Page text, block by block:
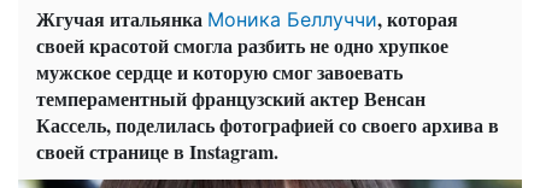
Жгучая итальянка Моника Беллуччи, которая
своей красотой смогла разбить не одно хрупкое
мужское сердце и которую смог завоевать
темпераментный французский актер Венсан
Кассель, поделилась фотографией со своего архива в
своей странице в Instagram.